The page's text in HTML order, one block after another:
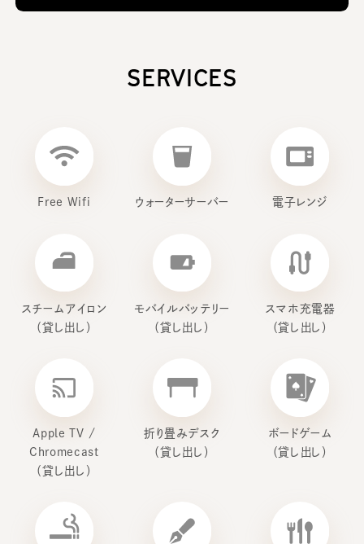
SERVICES
Free Wifi ウォーターサーバー 電子レンジ
スチームアイロン
（貸し出し）
モバイルバッテリー
（貸し出し）
スマホ充電器
（貸し出し）
Apple TV /
Chromecast
（貸し出し）
折り畳みデスク
（貸し出し）
ボードゲーム
（貸し出し）